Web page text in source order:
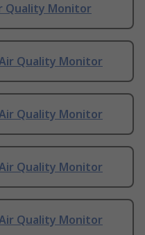
Quality Monitor
Air Quality Monitor
Air Quality Monitor
Air Quality Monitor
Air Quality Monitor